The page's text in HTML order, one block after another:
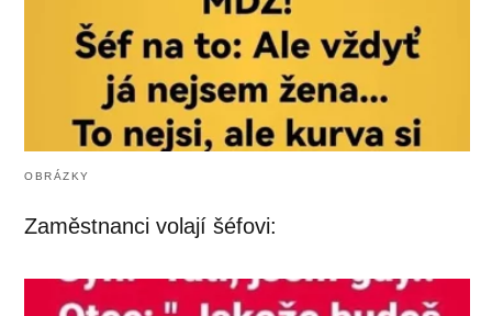
OBRÁZKY
Zaměstnanci volají šéfovi: